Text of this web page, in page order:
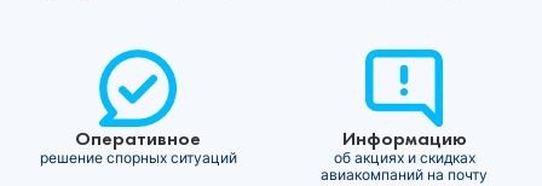
Оперативное
решение спорных ситуаций
Информацию
об акциях и скидках
авиакомпаний на почту